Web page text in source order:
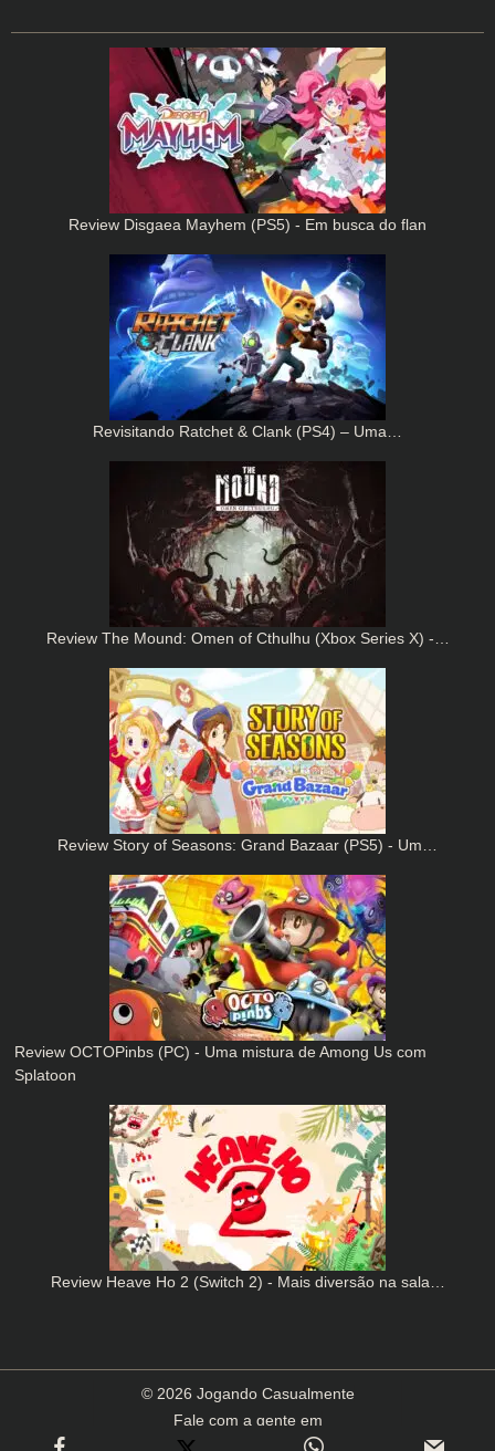
Review Disgaea Mayhem (PS5) - Em busca do flan
Revisitando Ratchet & Clank (PS4) – Uma…
Review The Mound: Omen of Cthulhu (Xbox Series X) -…
Review Story of Seasons: Grand Bazaar (PS5) - Um…
Review OCTOPinbs (PC) - Uma mistura de Among Us com
Splatoon
Review Heave Ho 2 (Switch 2) - Mais diversão na sala…
© 2026 Jogando Casualmente
Fale com a gente em
contato(arroba)jogandocasualmente.com.br